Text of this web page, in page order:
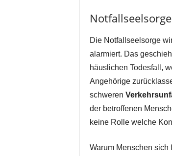
Die Notfallseelsorge
alarmiert. Das
häuslichen Todesfall,
Angehörige
schweren
der betroffenen
keine Rolle welche
Warum Menschen